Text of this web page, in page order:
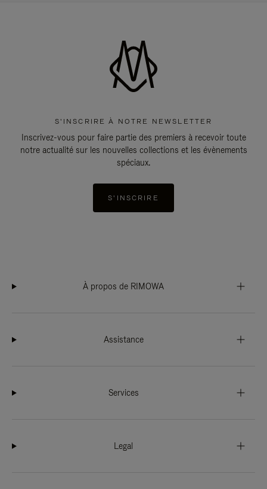
S'INSCRIRE À NOTRE NEWSLETTER
Inscrivez-vous pour faire partie des premiers à recevoir toute
notre actualité sur les nouvelles collections et les évènements
spéciaux.
S'INSCRIRE
À propos de RIMOWA
Assistance
Services
Legal